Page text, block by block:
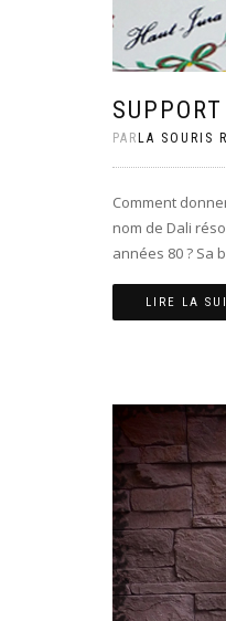
PAR LA SOURIS
Comment
nom de Dali
années 80 ? Sa
LIRE LA